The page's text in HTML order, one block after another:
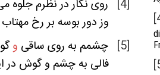
[4]
روی نگار در نظرم جلوه
وز دور بوسه بر رخ مهتاب
[5]
چشمم به روی ساقی و
فالی به چشم وگوش در